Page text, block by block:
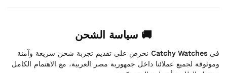
🚚 سياسة الشحن
فيCatchy Watches نحرص على تقديم تجربة شحن سريعة وآمنة
وموثوقة لجميع عملائنا داخل جمهورية مصر العربية، مع الاهتمام الكامل